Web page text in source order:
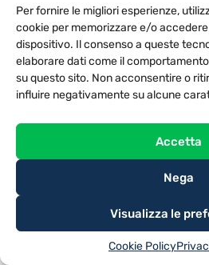
Per fornire le migliori esperienze,
cookie per memorizzare e/o
dispositivo. Il consenso a queste
elaborare dati come il
su questo sito. Non acconsentire o
influire negativamente su alcune
Accetta
Nega
Visualizza le
Cookie Policy